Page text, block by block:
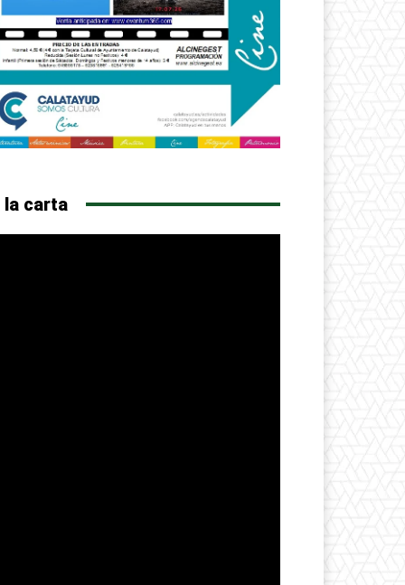
la carta